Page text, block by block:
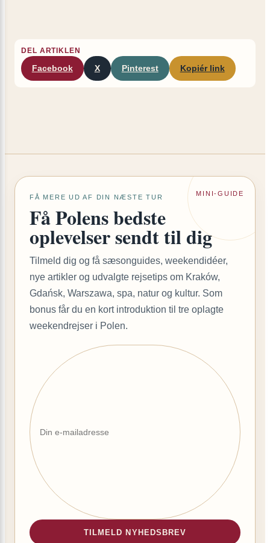
DEL ARTIKLEN
Facebook X Pinterest Kopiér link
MINI-GUIDE
FÅ MERE UD AF DIN NÆSTE TUR
Få Polens bedste
oplevelser sendt til dig
Tilmeld dig og få sæsonguides, weekendidéer,
nye artikler og udvalgte rejsetips om Kraków,
Gdańsk, Warszawa, spa, natur og kultur. Som
bonus får du en kort introduktion til tre oplagte
weekendrejser i Polen.
TILMELD NYHEDSBREV